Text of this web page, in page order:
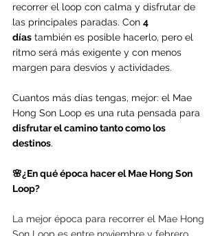
recorrer el loop con calma y disfrutar de
las principales paradas. Con 4
días también es posible hacerlo, pero el
ritmo será más exigente y con menos
margen para desvíos y actividades.
Cuantos más días tengas, mejor: el Mae
Hong Son Loop es una ruta pensada para
disfrutar el camino tanto como los
destinos.
🌸¿En qué época hacer el Mae Hong Son
Loop?
La mejor época para recorrer el Mae Hong